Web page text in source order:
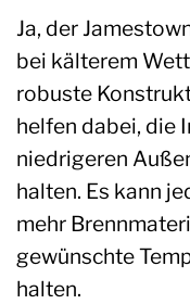
Ja, der
bei kälterem
robuste
helfen dabei, die
niedrigeren
halten. Es kann
mehr
gewünschte
halten.